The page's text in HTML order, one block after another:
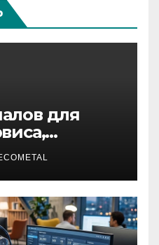
для
и